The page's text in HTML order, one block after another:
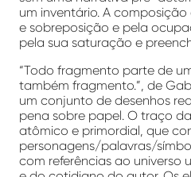
um inventário. A
e sobreposição e pela
pela sua saturação e
“Todo fragmento parte de
também fragmento.”, de
um conjunto de desenhos
pena sobre papel. O traço
atômico e primordial, que
personagens/palavras/
com referências ao universo